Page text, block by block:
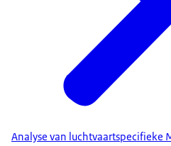
Analyse van luchtvaartspecifieke